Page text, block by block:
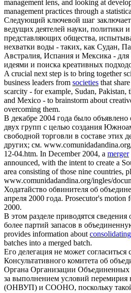
management lens, and looking at
management practices through a
Следующий ключевой шаг
ведущих деятелей науки, политики и
представляющих общества,
нехватки воды - таких, как Судан,
Австралия, Испания и Мексика - для
идеями и поиска креативных
A crucial next step is to bring together
business leaders from societies that
scarcity - for example, Sudan, Pakistan,
and Mexico - to brainstorm about
overcoming them.
В декабре 2004 года было объявлено
двух групп с целью создания
свободной торговли в составе этих
других; см.
12-04.htm. In December 2004, a merger
announced, with the intent to create a
area consisting of those nine countries,
www.comunidadandina.org/ingles/
Ходатайство обвинителя об
апреля 2000 года. Prosecutor's motion
2000.
В этом разделе приводятся сведения
более партий запасов в
provides information aboutconsolidating
batches into a merged batch.
Его делегация не может согласиться
Консультативного комитета об
Органа Организации
за выполнением условий
(ОНВУП) и СООНО, поскольку